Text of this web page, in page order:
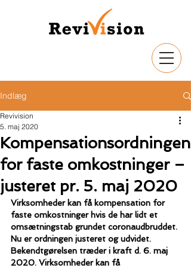
Indlæg
Kompensationsordningen
for faste omkostninger –
justeret pr. 5. maj 2020
Revivision
5. maj 2020
Virksomheder kan få kompensation for
faste omkostninger hvis de har lidt et
omsætningstab grundet coronaudbruddet.
Nu er ordningen justeret og udvidet.
Bekendtgørelsen træder i kraft d. 6. maj
2020. Virksomheder kan få